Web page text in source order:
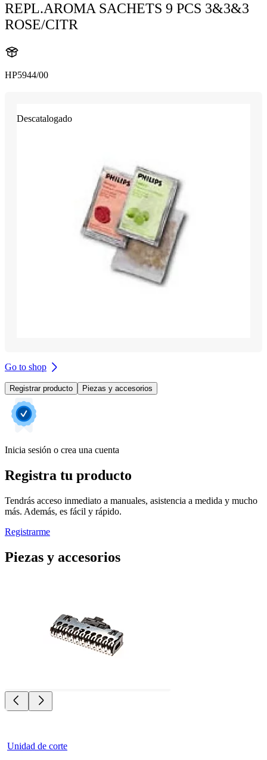
REPL.AROMA SACHETS 9 PCS 3&3&3
ROSE/CITR
HP5944/00
Descatalogado
Go to shop
Registrar producto Piezas y accesorios
Inicia sesión o crea una cuenta
Registra tu producto
Tendrás acceso inmediato a manuales, asistencia a medida y mucho
más. Además, es fácil y rápido.
Registrarme
Piezas y accesorios
Unidad de corte